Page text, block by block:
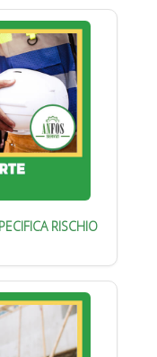
RISCHIO